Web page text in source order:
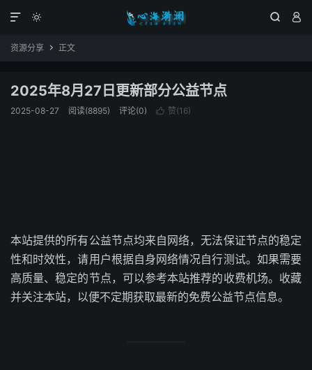
  

资源分享  正文
2025年8月27日更新部分公益节点
2025-08-27 阅读(8895) 评论(0)  赞(16)
本站提供的所有公益节点均来自网络，无法保证节点的稳定
性和时效性，请用户根据自身网络情况自行测试。如果需要
高质量、稳定的节点，可以参考本站推荐的收费机场。收藏
并关注本站，以便不定期获取最新的免费公益节点信息。